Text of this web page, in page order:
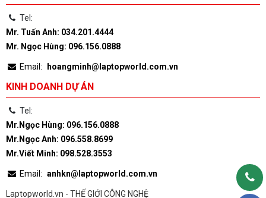
Tel:
Mr. Tuấn Anh: 034.201.4444
Mr. Ngọc Hùng: 096.156.0888
Email: hoangminh@laptopworld.com.vn
KINH DOANH DỰ ÁN
Tel:
Mr.Ngọc Hùng: 096.156.0888
Mr.Ngọc Anh: 096.558.8699
Mr.Viết Minh: 098.528.3553
Email: anhkn@laptopworld.com.vn
Laptopworld.vn - THẾ GIỚI CÔNG NGHỆ